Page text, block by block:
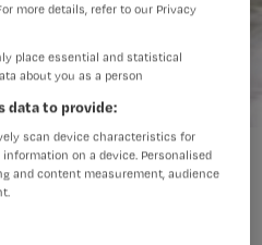
Nicole vindt de
de toename van
more details, refer to our Privacy
place essential and statistical
about you as a person
data to provide:
scan device characteristics for
on a device. Personalised
and content measurement, audience